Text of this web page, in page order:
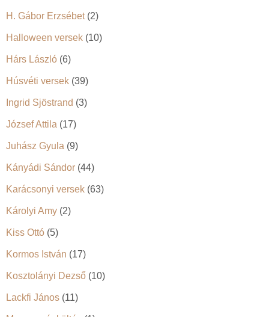
H. Gábor Erzsébet(2)
Halloween versek (10)
Hárs László (6)
Húsvéti versek (39)
Ingrid Sjöstrand (3)
József Attila (17)
Juhász Gyula (9)
Kányádi Sándor (44)
Karácsonyi versek (63)
Károlyi Amy (2)
Kiss Ottó (5)
Kormos István (17)
Kosztolányi Dezső (10)
Lackfi János (11)